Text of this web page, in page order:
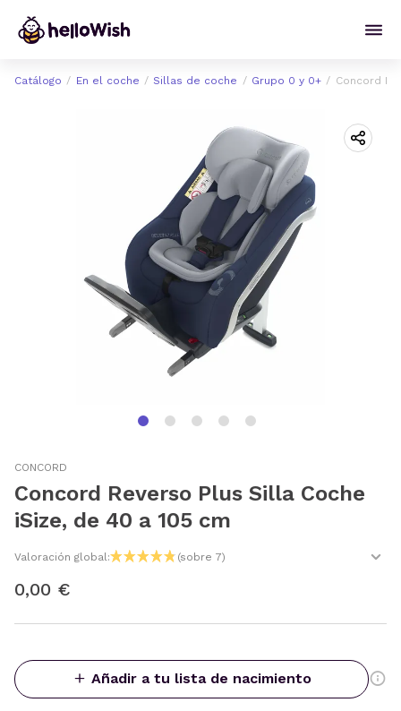
Catálogo En el coche Sillas de coche Grupo 0 y 0+ Concord
CONCORD
Concord Reverso Plus Silla Coche
iSize, de 40 a 105 cm
Valoración global: (sobre 7)
0,00 €
Añadir a tu lista de nacimiento